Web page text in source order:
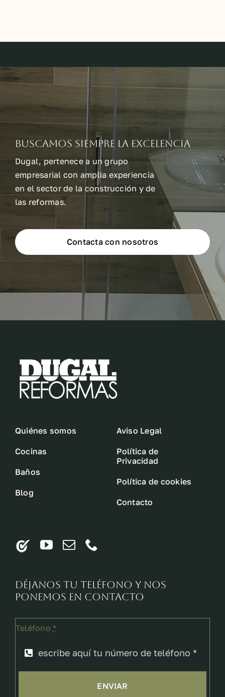
Buscamos siempre la excelencia
Dugal, pertenece a un grupo
empresarial con amplia experiencia
en el sector de la construcción y de
las reformas.
Contacta con nosotros
Quiénes somos
Cocinas
Baños
Blog
Aviso Legal
Política de
Privacidad
Política de cookies
Contacto
Déjanos tu teléfono y nos
ponemos en contacto
Teléfono *
ENVIAR